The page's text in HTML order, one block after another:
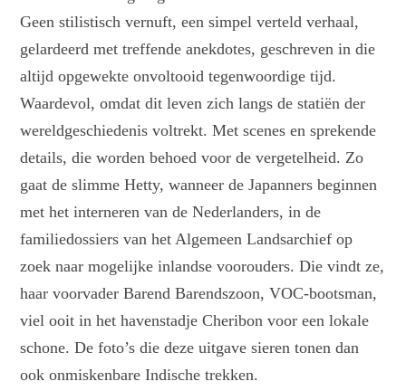
Geen stilistisch vernuft, een simpel verteld verhaal,
gelardeerd met treffende anekdotes, geschreven in die
altijd opgewekte onvoltooid tegenwoordige tijd.
Waardevol, omdat dit leven zich langs de statiën der
wereldgeschiedenis voltrekt. Met scenes en sprekende
details, die worden behoed voor de vergetelheid. Zo
gaat de slimme Hetty, wanneer de Japanners beginnen
met het interneren van de Nederlanders, in de
familiedossiers van het Algemeen Landsarchief op
zoek naar mogelijke inlandse voorouders. Die vindt ze,
haar voorvader Barend Barendszoon, VOC-bootsman,
viel ooit in het havenstadje Cheribon voor een lokale
schone. De foto’s die deze uitgave sieren tonen dan
ook onmiskenbare Indische trekken.